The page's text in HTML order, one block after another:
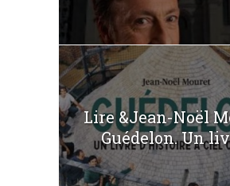
Lire &Jean-Noël
Guédelon. Un